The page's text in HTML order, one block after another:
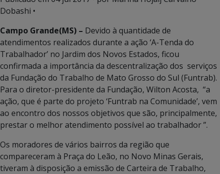
Dobashi •
Campo Grande(MS) – Devido à quantidade de
atendimentos realizados durante a ação ‘A-Tenda do
Trabalhador’ no Jardim dos Novos Estados, ficou
confirmada a importância da descentralização dos serviços
da Fundação do Trabalho de Mato Grosso do Sul (Funtrab).
Para o diretor-presidente da Fundação, Wilton Acosta, “a
ação, que é parte do projeto ‘Funtrab na Comunidade’, vem
ao encontro dos nossos objetivos que são, principalmente,
prestar o melhor atendimento possível ao trabalhador ”.
Os moradores de vários bairros da região que
compareceram à Praça do Leão, no Novo Minas Gerais,
tiveram à disposição a emissão de Carteira de Trabalho,